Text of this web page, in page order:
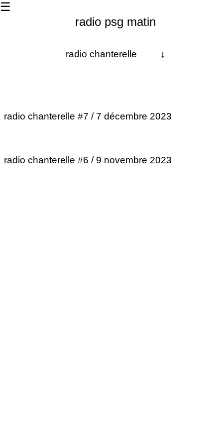
radio psg matin
☰
↓
radio chanterelle
La matinale
Contact
radio chanterelle #7 / 7 décembre 2023
radio chanterelle #6 / 9 novembre 2023